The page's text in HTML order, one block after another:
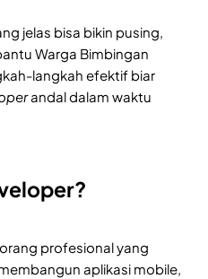
jelas bisa bikin pusing,
Warga Bimbingan
langkah efektif biar
andal dalam waktu
profesional yang
aplikasi mobile,